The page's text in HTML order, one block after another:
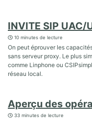
INVITE SIP UAC/
10 minutes de lecture
On peut éprouver les
sans serveur proxy. Le plus
comme Linphone ou
réseau local.
Aperçu des
33 minutes de lecture